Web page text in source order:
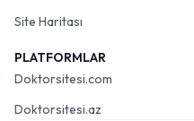
Site Haritası
PLATFORMLAR
Doktorsitesi.com
Doktorsitesi.az